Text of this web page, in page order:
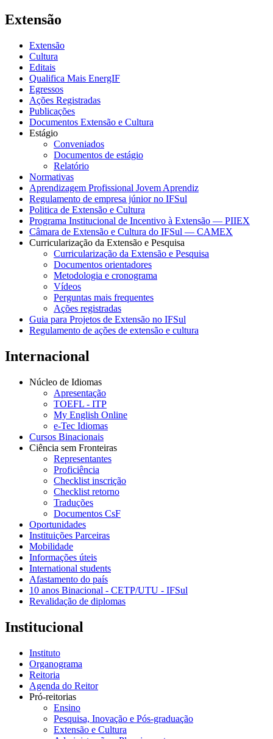
Extensão
Extensão
Cultura
Editais
Qualifica Mais EnergIF
Egressos
Ações Registradas
Publicações
Documentos Extensão e Cultura
Estágio
Conveniados
Documentos de estágio
Relatório
Normativas
Aprendizagem Profissional Jovem Aprendiz
Regulamento de empresa júnior no IFSul
Politica de Extensão e Cultura
Programa Institucional de Incentivo à Extensão — PIIEX
Câmara de Extensão e Cultura do IFSul — CAMEX
Curricularização da Extensão e Pesquisa
Curricularização da Extensão e Pesquisa
Documentos orientadores
Metodologia e cronograma
Vídeos
Perguntas mais frequentes
Ações registradas
Guia para Projetos de Extensão no IFSul
Regulamento de ações de extensão e cultura
Internacional
Núcleo de Idiomas
Apresentação
TOEFL - ITP
My English Online
e-Tec Idiomas
Cursos Binacionais
Ciência sem Fronteiras
Representantes
Proficiência
Checklist inscrição
Checklist retorno
Traduções
Documentos CsF
Oportunidades
Instituições Parceiras
Mobilidade
Informações úteis
International students
Afastamento do país
10 anos Binacional - CETP/UTU - IFSul
Revalidação de diplomas
Institucional
Instituto
Organograma
Reitoria
Agenda do Reitor
Pró-reitorias
Ensino
Pesquisa, Inovação e Pós-graduação
Extensão e Cultura